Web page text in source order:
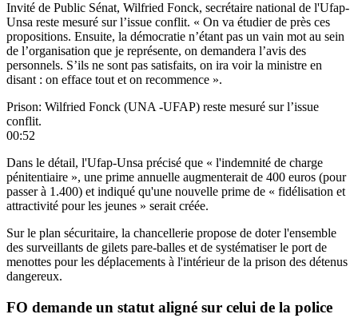
Invité de Public Sénat, Wilfried Fonck, secrétaire national de l'Ufap-
Unsa reste mesuré sur l’issue conflit. « On va étudier de près ces
propositions. Ensuite, la démocratie n’étant pas un vain mot au sein
de l’organisation que je représente, on demandera l’avis des
personnels. S’ils ne sont pas satisfaits, on ira voir la ministre en
disant : on efface tout et on recommence ».
Prison: Wilfried Fonck (UNA -UFAP) reste mesuré sur l’issue
conflit.
00:52
Dans le détail, l'Ufap-Unsa précisé que « l'indemnité de charge
pénitentiaire », une prime annuelle augmenterait de 400 euros (pour
passer à 1.400) et indiqué qu'une nouvelle prime de « fidélisation et
attractivité pour les jeunes » serait créée.
Sur le plan sécuritaire, la chancellerie propose de doter l'ensemble
des surveillants de gilets pare-balles et de systématiser le port de
menottes pour les déplacements à l'intérieur de la prison des détenus
dangereux.
FO demande un statut aligné sur celui de la police